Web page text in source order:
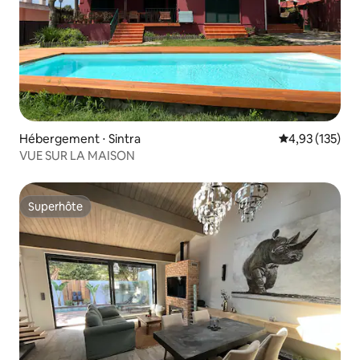
Hébergement ⋅ Sintra Évaluation
4,93 (135)
VUE SUR LA MAISON
Superhôte
Superhôte